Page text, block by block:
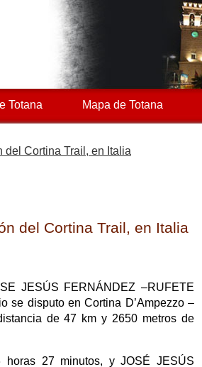
Totana Mapa de Totana
del Cortina Trail, en Italia
del Cortina Trail, en Italia
JESÚS FERNÁNDEZ –RUFETE
se disputo en Cortina D’Ampezzo –
de 47 km y 2650 metros de
27 minutos, y JOSÉ JESÚS